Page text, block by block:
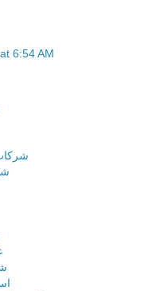
6:54 AM